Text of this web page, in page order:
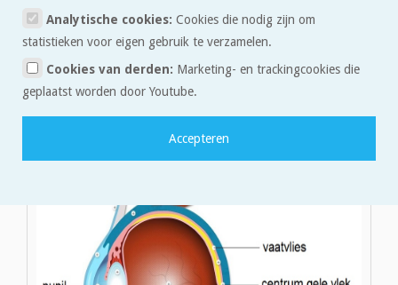
ogen kunt kijken naar de wereld om je heen. Maar behalve kijken
naar de wereld om je heen kun je ook kijken naar sommige delen
van je oog die in dit artikel worden genoemd.
Hieronder zie je een tekening van het oog zoals die in de simulatie
de delen van het oog die in dit plaatje met name worden genoemd.
Analytische cookies: Cookies die nodig zijn om
statistieken voor eigen gebruik te verzamelen.
Cookies van derden: Marketing- en trackingcookies die
geplaatst worden door Youtube.